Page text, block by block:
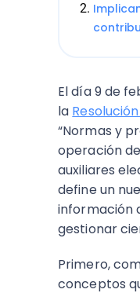
El día 9 de
la Resolución
“Normas y
operación
auxiliares
define un
información
gestionar
Primero,
conceptos